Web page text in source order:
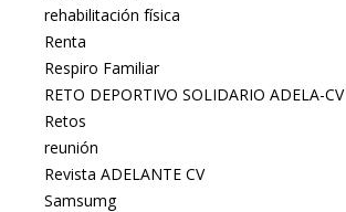
rehabilitación física
Renta
Respiro Familiar
RETO DEPORTIVO SOLIDARIO ADELA-CV
Retos
reunión
Revista ADELANTE CV
Samsumg